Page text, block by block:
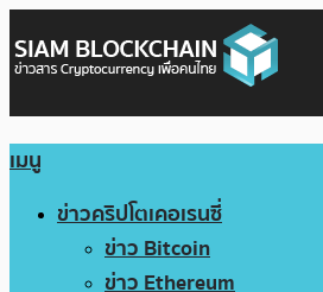
เมนู
ข่าวคริปโตเคอเรนซี่
ข่าว Bitcoin
ข่าว Ethereum